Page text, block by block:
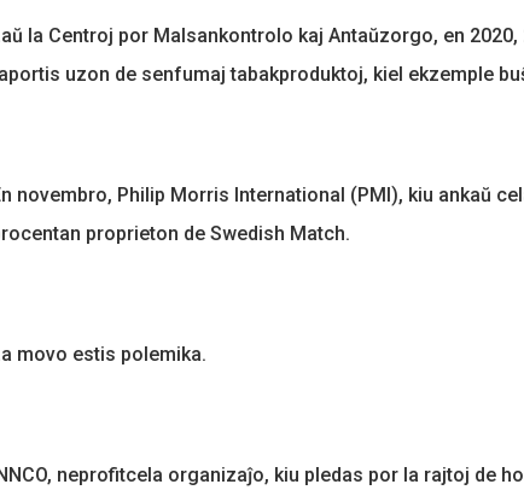
la Centroj por Malsankontrolo kaj Antaŭzorgo, en
uzon de senfumaj tabakproduktoj, kiel ekzemple
novembro, Philip Morris International (PMI), kiu ankaŭ
proprieton de Swedish Match.
movo estis polemika.
neprofitcela organizaĵo, kiu pledas por la rajtoj de